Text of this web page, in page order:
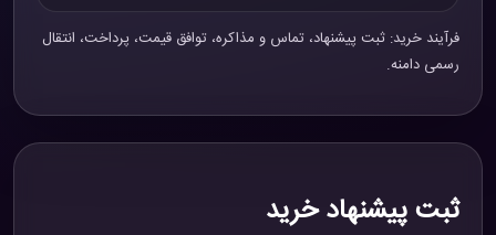
فرآیند خرید: ثبت پیشنهاد، تماس و مذاکره، توافق قیمت، پرداخت، انتقال
رسمی دامنه.
ثبت پیشنهاد خرید